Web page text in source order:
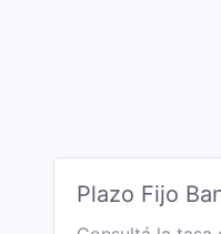
Plazo Fijo